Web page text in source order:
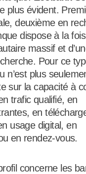
plus évident.
deuxième en
dispose à la fois
massif et
Pour ce
n’est plus
sur la capacité à
trafic qualifié, en
en
usage digital, en
en rendez-vous.
concerne les